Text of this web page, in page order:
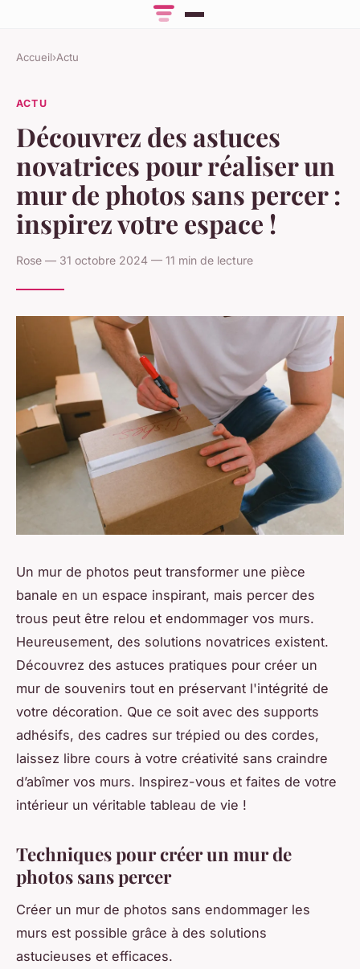
Accueil›Actu
ACTU
Découvrez des astuces
novatrices pour réaliser un
mur de photos sans percer :
inspirez votre espace !
Rose — 31 octobre 2024 — 11 min de lecture
Un mur de photos peut transformer une pièce
banale en un espace inspirant, mais percer des
trous peut être relou et endommager vos murs.
Heureusement, des solutions novatrices existent.
Découvrez des astuces pratiques pour créer un
mur de souvenirs tout en préservant l'intégrité de
votre décoration. Que ce soit avec des supports
adhésifs, des cadres sur trépied ou des cordes,
laissez libre cours à votre créativité sans craindre
d’abîmer vos murs. Inspirez-vous et faites de votre
intérieur un véritable tableau de vie !
Techniques pour créer un mur de
photos sans percer
Créer un mur de photos sans endommager les
murs est possible grâce à des solutions
astucieuses et efficaces.